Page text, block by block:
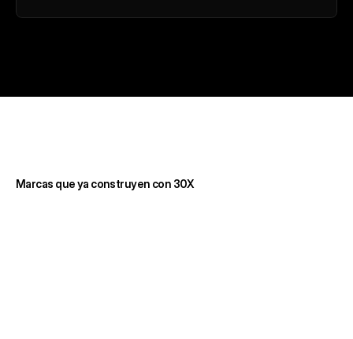
Marcas que ya construyen con 30X